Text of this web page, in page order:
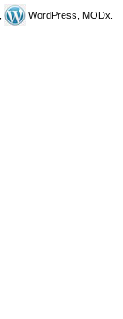
WordPress, MODx.